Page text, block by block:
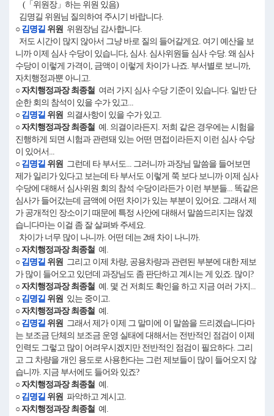
(「위원장」하는 위원 있음)
김명길 위원님 질의하여 주시기 바랍니다.
○ 김명길 위원 위원장님 감사합니다.
저도 시간이 많지 않아서 그냥 바로 질의 들어갈게요. 여기 예산을 보
니까 이제 심사 수당이 있습니다, 심사. 심사위원들 심사 수당. 왜 심사
수당이 이렇게 가격이, 금액이 이렇게 차이가 나죠. 부서별로 보니까,
자치행정과뿐 아니고.
○ 자치행정과장 최종철 여러 가지 심사 수당 기준이 있습니다. 일반 단
순한 회의 참석이 있을 수가 있고...
○ 김명길 위원 의결사항이 있을 수가 있고.
○ 자치행정과장 최종철 예. 의결이라든지. 저희 같은 경우에는 시험을
진행하게 되면 시험과 관련돼 있는 어떤 면접이라든지 이런 심사 수당
이 있어서...
○ 김명길 위원 그런데 타 부서도... 그러니까 과장님 말씀을 들어보면
제가 일리가 있다고 보는데 타 부서도 이렇게 쭉 보다 보니까 이제 심사
수당에 대해서 심사위원 회의 참석 수당이라든가 이런 부분들... 똑같은
심사가 들어갔는데 금액에 어떤 차이가 있는 부분이 있어요. 그래서 제
가 공개적인 장소이기 때문에 특정 사안에 대해서 말씀드리지는 않겠
습니다마는 이걸 좀 잘 살펴봐 주세요.
차이가 너무 많이 나니까. 어떤 데는 2배 차이 나니까.
○ 자치행정과장 최종철 예.
○ 김명길 위원 그리고 이제 차량, 공용차량과 관련된 부분에 대한 제보
가 많이 들어오고 있던데 과장님도 좀 판단하고 계시는 게 있죠. 많이?
○ 자치행정과장 최종철 예. 몇 건 저희도 확인을 하고 지금 여러 가지...
○ 김명길 위원 있는 중이고.
○ 자치행정과장 최종철 예.
○ 김명길 위원 그래서 제가 이제 그 말미에 이 말씀을 드리겠습니다마
는 보조금 단체의 보조금 운영 실태에 대해서는 전반적인 점검이 이제
인력도 그렇고 많이 어려우시겠지만 전반적인 점검이 필요하다. 그리
고 그 차량을 개인 용도로 사용한다는 그런 제보들이 많이 들어오지 않
습니까. 지금 부서에도 들어와 있죠?
○ 자치행정과장 최종철 예.
○ 김명길 위원 파악하고 계시고.
○ 자치행정과장 최종철 예.